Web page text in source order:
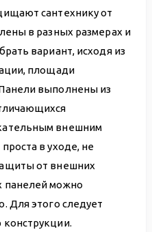
сантехнику от
в разных размерах и
вариант, исходя из
площади
выполнены из
внешним
в уходе, не
от внешних
панелей можно
Для этого следует